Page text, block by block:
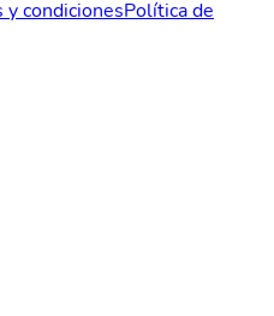
y condicionesPolítica de